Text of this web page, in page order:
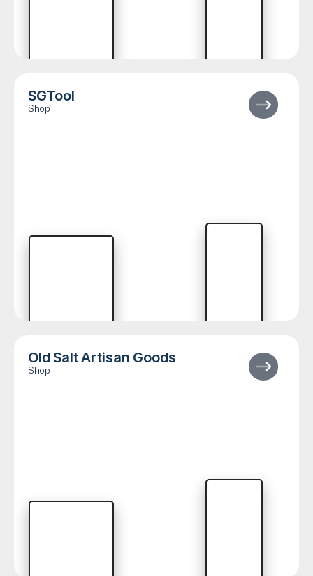
SGTool
Shop
Old Salt Artisan Goods
Shop